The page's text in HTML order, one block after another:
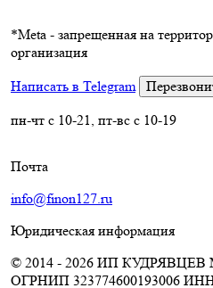
*Meta - запрещенная на
организация
Написать в Telegram
пн-чт с 10-21, пт-вс с 10-19
Почта
info@finon127.ru
Юридическая информация
© 2014 - 2026 ИП
ОГРНИП 323774600193006 ИНН